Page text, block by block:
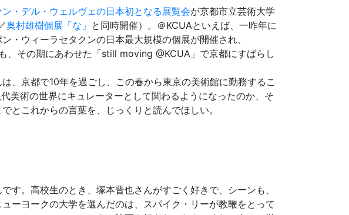
・デル・ウェルヴェの日本初となる展覧会が京都市立芸術大学
奥村雄樹個展「な」 と同時開催）。＠KCUAといえば、一昨年に
・ウィーラセタクンの日本最大規模の個展が開催され、
、その期にあわせた「still moving @KCUA」で京都にすばらし
、京都で10年を過ごし、この春から東京の美術館に勤務するこ
美術の世界にキュレーターとして関わるようになったのか、そ
とこれからの言葉を、じっくりと読んでほしい。
す。高校生のとき、塚本晋也さんがすごく好きで、シーンも、
ーヨークの大学を選んだのは、スパイク・リーが教鞭をとって